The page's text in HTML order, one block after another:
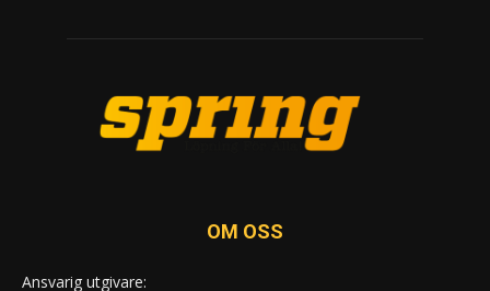
OM OSS
Ansvarig utgivare: